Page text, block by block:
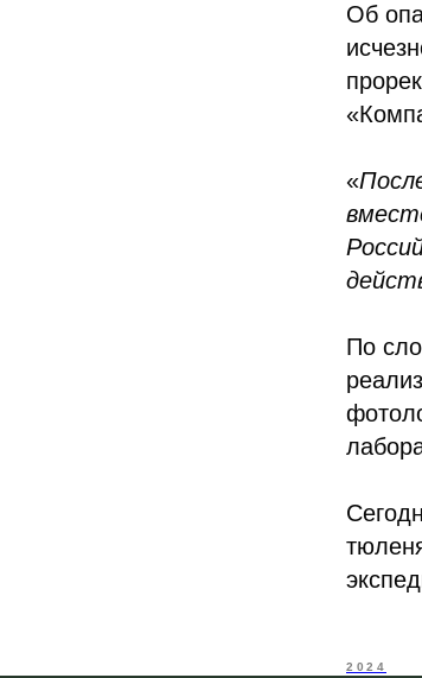
Об
«
По
2024